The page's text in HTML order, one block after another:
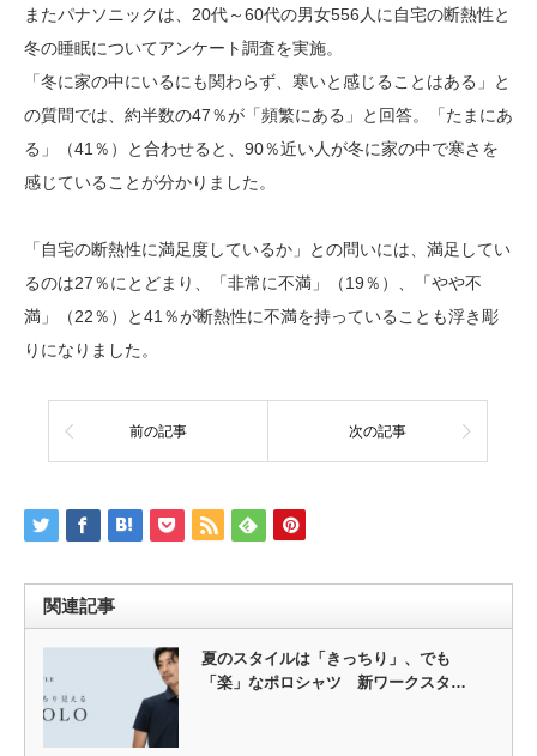
またパナソニックは、20代～60代の男女556人に自宅の断熱性と
冬の睡眠についてアンケート調査を実施。
「冬に家の中にいるにも関わらず、寒いと感じることはある」と
の質問では、約半数の47％が「頻繁にある」と回答。「たまにあ
る」（41％）と合わせると、90％近い人が冬に家の中で寒さを
感じていることが分かりました。
「自宅の断熱性に満足度しているか」との問いには、満足してい
るのは27％にとどまり、「非常に不満」（19％）、「やや不
満」（22％）と41％が断熱性に不満を持っていることも浮き彫
りになりました。
前の記事 次の記事
関連記事
夏のスタイルは「きっちり」、でも
「楽」なポロシャツ 新ワークスタ…